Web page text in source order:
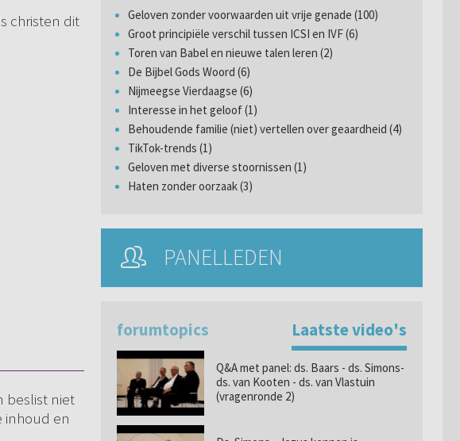
christen dit
beslist niet
inhoud en
Geloven zonder voorwaarden uit vrije genade (100)
Groot principiële verschil tussen ICSI en IVF (6)
Toren van Babel en nieuwe talen leren (2)
De Bijbel Gods Woord (6)
Nijmeegse Vierdaagse (6)
Interesse in het geloof (1)
Behoudende familie (niet) vertellen over geaardheid (4)
TikTok-trends (1)
Geloven met diverse stoornissen (1)
Haten zonder oorzaak (3)
PANELLEDEN
forumtopics Laatste video's
Q&A met panel: ds. Baars - ds. Simons-
ds. van Kooten - ds. van Vlastuin
(vragenronde 2)